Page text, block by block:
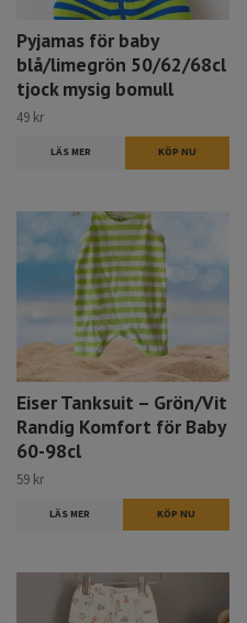
Pyjamas för baby
blå/limegrön 50/62/68cl
tjock mysig bomull
49 kr
LÄS MER
Eiser Tanksuit – Grön/Vit
Randig Komfort för Baby
60-98cl
59 kr
LÄS MER KÖP NU